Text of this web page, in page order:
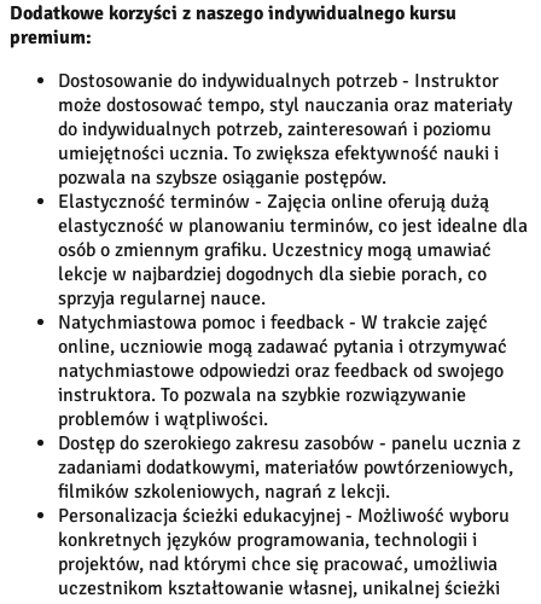
Dodatkowe korzyści z naszego indywidualnego kursu
premium:
Dostosowanie do indywidualnych potrzeb - Instruktor
może dostosować tempo, styl nauczania oraz materiały
do indywidualnych potrzeb, zainteresowań i poziomu
umiejętności ucznia. To zwiększa efektywność nauki i
pozwala na szybsze osiąganie postępów.
Elastyczność terminów - Zajęcia online oferują dużą
elastyczność w planowaniu terminów, co jest idealne dla
osób o zmiennym grafiku. Uczestnicy mogą umawiać
lekcje w najbardziej dogodnych dla siebie porach, co
sprzyja regularnej nauce.
Natychmiastowa pomoc i feedback - W trakcie zajęć
online, uczniowie mogą zadawać pytania i otrzymywać
natychmiastowe odpowiedzi oraz feedback od swojego
instruktora. To pozwala na szybkie rozwiązywanie
problemów i wątpliwości.
Dostęp do szerokiego zakresu zasobów - panelu ucznia z
zadaniami dodatkowymi, materiałów powtórzeniowych,
filmików szkoleniowych, nagrań z lekcji.
Personalizacja ścieżki edukacyjnej - Możliwość wyboru
konkretnych języków programowania, technologii i
projektów, nad którymi chce się pracować, umożliwia
uczestnikom kształtowanie własnej, unikalnej ścieżki